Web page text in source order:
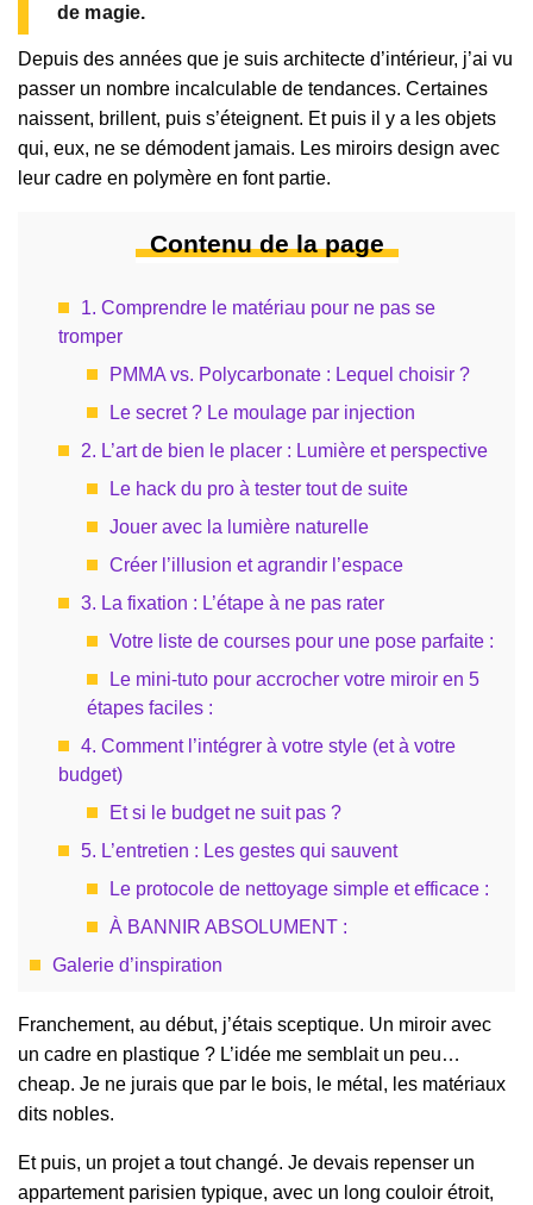
de magie.
Depuis des années que je suis architecte d’intérieur, j’ai vu
passer un nombre incalculable de tendances. Certaines
naissent, brillent, puis s’éteignent. Et puis il y a les objets
qui, eux, ne se démodent jamais. Les miroirs design avec
leur cadre en polymère en font partie.
Contenu de la page
1. Comprendre le matériau pour ne pas se
tromper
PMMA vs. Polycarbonate : Lequel choisir ?
Le secret ? Le moulage par injection
2. L’art de bien le placer : Lumière et perspective
Le hack du pro à tester tout de suite
Jouer avec la lumière naturelle
Créer l’illusion et agrandir l’espace
3. La fixation : L’étape à ne pas rater
Votre liste de courses pour une pose parfaite :
Le mini-tuto pour accrocher votre miroir en 5
étapes faciles :
4. Comment l’intégrer à votre style (et à votre
budget)
Et si le budget ne suit pas ?
5. L’entretien : Les gestes qui sauvent
Le protocole de nettoyage simple et efficace :
À BANNIR ABSOLUMENT :
Galerie d’inspiration
Franchement, au début, j’étais sceptique. Un miroir avec
un cadre en plastique ? L’idée me semblait un peu…
cheap. Je ne jurais que par le bois, le métal, les matériaux
dits nobles.
Et puis, un projet a tout changé. Je devais repenser un
appartement parisien typique, avec un long couloir étroit,